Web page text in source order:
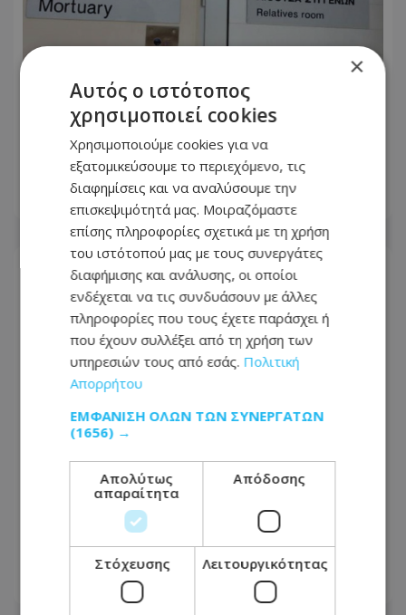
«Μίλησαν» οι νεκροτομές για τον
17χρονο και τον 25χρονο - Έδειξαν τη
σφοδρότητα των συγκρούσεων
05.08.2026 - 14:07
Νύχτα συλλήψεων από τις Αρχές -
Κατασχέθηκαν δεκάδες οχήματα από
την Αστυνομία
05.08.2026 - 07:31
×
Αυτός ο ιστότοπος
χρησιμοποιεί cookies
Χρησιμοποιούμε cookies για να
εξατομικεύσουμε το περιεχόμενο, τις
διαφημίσεις και να αναλύσουμε την
επισκεψιμότητά μας. Μοιραζόμαστε
επίσης πληροφορίες σχετικά με τη χρήση
του ιστότοπού μας με τους συνεργάτες
διαφήμισης και ανάλυσης, οι οποίοι
ενδέχεται να τις συνδυάσουν με άλλες
πληροφορίες που τους έχετε παράσχει ή
που έχουν συλλέξει από τη χρήση των
υπηρεσιών τους από εσάς. Πολιτική
Απορρήτου
ΕΜΦΆΝΙΣΗ ΌΛΩΝ ΤΩΝ ΣΥΝΕΡΓΑΤΏΝ
(1656) →
Απολύτως
απαραίτητα
Απόδοσης
Στόχευσης Λειτουργικότητας